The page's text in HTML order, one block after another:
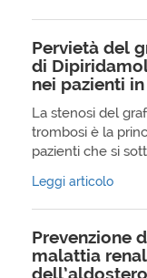
Pervietà del
di
nei pazienti
La stenosi del
trombosi è la
pazienti che si
Leggi articolo
Prevenzione
malattia